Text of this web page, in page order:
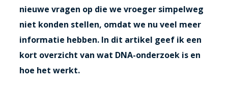
nieuwe vragen op die we vroeger simpelweg
niet konden stellen, omdat we nu veel meer
informatie hebben. In dit artikel geef ik een
kort overzicht van wat DNA-onderzoek is en
hoe het werkt.